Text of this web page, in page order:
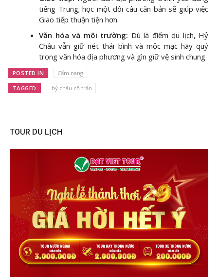
tiếng Trung; học một đôi câu căn bản sẽ giúp việc
Giao tiếp thuận tiện hơn.
Văn hóa và môi trường: Dù là điểm du lịch, Hỷ
Châu vẫn giữ nét thái bình và mộc mạc hãy quý
trọng văn hóa địa phương và gìn giữ vệ sinh chung.
POSTED IN Cẩm nang
TAGGED hỷ châu cổ trấn
TOUR DU LỊCH